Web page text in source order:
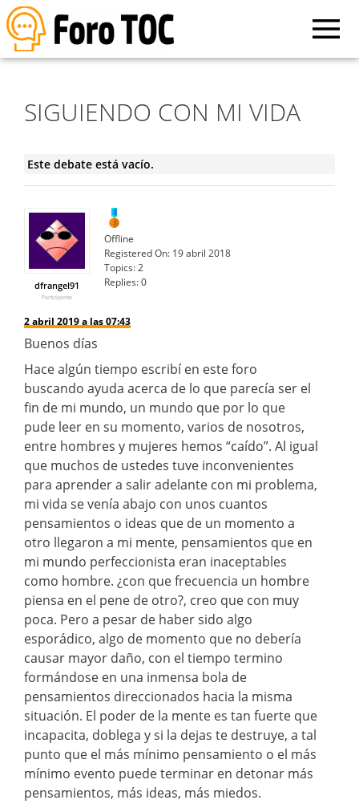
SIGUIENDO CON MI VIDA
Este debate está vacío.
dfrangel91
Participante
Offline
Registered On: 19 abril 2018
Topics:2
Replies:0
2 abril 2019 a las 07:43
Buenos días
Hace algún tiempo escribí en este foro
buscando ayuda acerca de lo que parecía ser el
fin de mi mundo, un mundo que por lo que
pude leer en su momento, varios de nosotros,
entre hombres y mujeres hemos “caído”. Al igual
que muchos de ustedes tuve inconvenientes
para aprender a salir adelante con mi problema,
mi vida se venía abajo con unos cuantos
pensamientos o ideas que de un momento a
otro llegaron a mi mente, pensamientos que en
mi mundo perfeccionista eran inaceptables
como hombre. ¿con que frecuencia un hombre
piensa en el pene de otro?, creo que con muy
poca. Pero a pesar de haber sido algo
esporádico, algo de momento que no debería
causar mayor daño, con el tiempo termino
formándose en una inmensa bola de
pensamientos direccionados hacia la misma
situación. El poder de la mente es tan fuerte que
incapacita, doblega y si la dejas te destruye, a tal
punto que el más mínimo pensamiento o el más
mínimo evento puede terminar en detonar más
pensamientos, más ideas, más miedos.